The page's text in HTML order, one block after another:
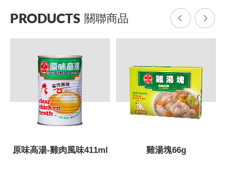
PRODUCTS 關聯商品
原味高湯-雞肉風味411ml 雞湯塊66g